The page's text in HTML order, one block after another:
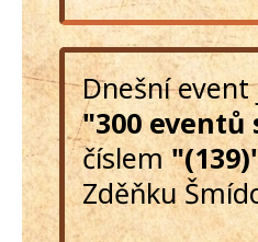
Dnešní
"300 eventů
číslem
Zděňku